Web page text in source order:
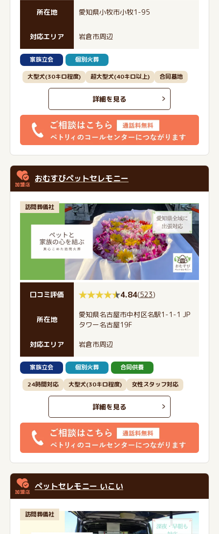
所在地 愛知県小牧市小牧1-95
対応エリア 岩倉市周辺
家族立会 個別火葬
大型犬(30キロ程度) 超大型犬(40キロ以上) 合同墓地
詳細を見る
おむすびペットセレモニー
訪問葬儀社
口コミ評価 4.84(523)
所在地
愛知県名古屋市中村区名駅1-1-1 JP
タワー名古屋19F
対応エリア 岩倉市周辺
家族立会 個別火葬 合同供養
24時間対応 大型犬(30キロ程度) 女性スタッフ対応
詳細を見る
ペットセレモニー いこい
訪問葬儀社